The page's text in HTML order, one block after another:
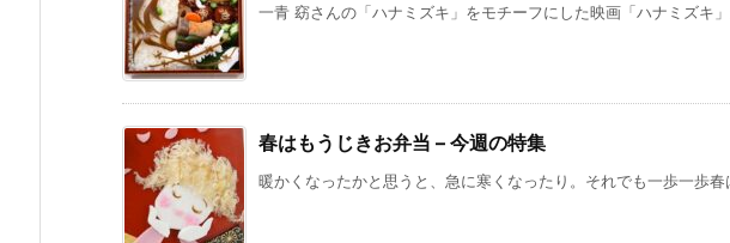
一青 窈さんの「ハナミズキ」をモチーフにした映画「ハナミズキ
春はもうじきお弁当 – 今週の特集
暖かくなったかと思うと、急に寒くなったり。それでも一歩一歩